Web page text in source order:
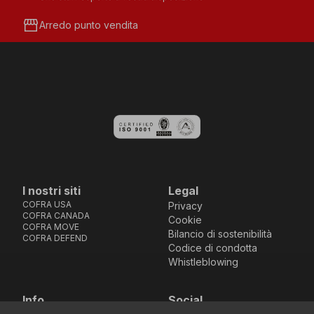
storefrontArredo punto vendita
I nostri siti
COFRA USA
COFRA CANADA
COFRA MOVE
COFRA DEFEND
Legal
Privacy
Cookie
Bilancio di sostenibilità
Codice di condotta
Whistleblowing
Info
Social